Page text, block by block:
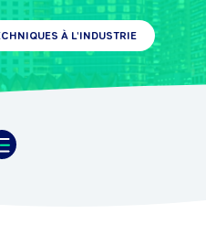
À L'INDUSTRIE